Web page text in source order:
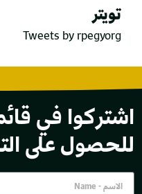
تويتر
Tweets by rpegyorg
اشتركوا في
للحصول على